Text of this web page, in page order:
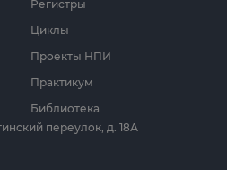
Циклы
Проекты НПИ
Практикум
Библиотека
Регистры
переулок, д. 18А